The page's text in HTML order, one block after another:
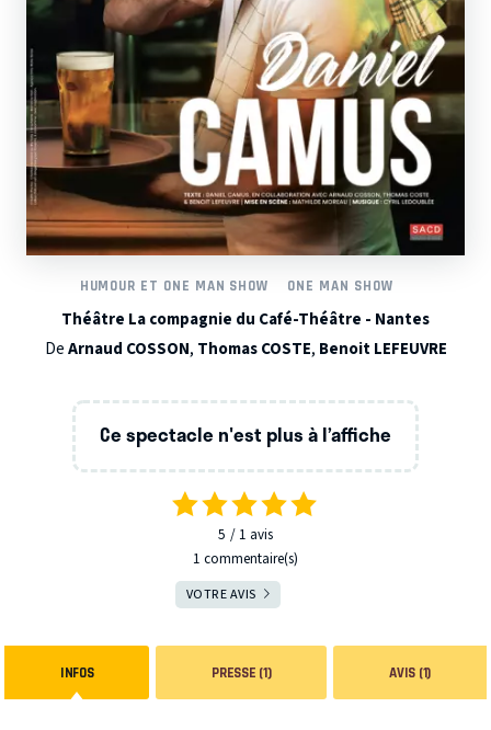
HUMOUR ET ONE MAN SHOW ONE MAN SHOW
Théâtre La compagnie du Café-Théâtre - Nantes
DeArnaud COSSON, Thomas COSTE, Benoit LEFEUVRE
Ce spectacle n'est plus à l’affiche
5 1 avis
1 commentaire(s)
VOTRE AVIS
INFOS PRESSE (1) AVIS (1)